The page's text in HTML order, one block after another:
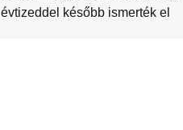
évtizeddel később ismerték el